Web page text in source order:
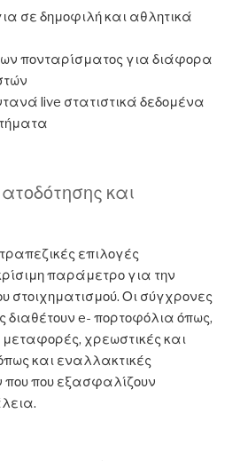
σε δημοφιλή και αθλητικά
πονταρίσματος για διάφορα
live στατιστικά δεδομένα
και
τραπεζικές επιλογές
παράμετρο για την
στοιχηματισμού. Οι σύγχρονες
διαθέτουν e- πορτοφόλια όπως,
χρεωστικές και
και εναλλακτικές
που εξασφαλίζουν